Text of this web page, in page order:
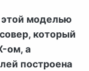
моделью
который
ом, а
построена